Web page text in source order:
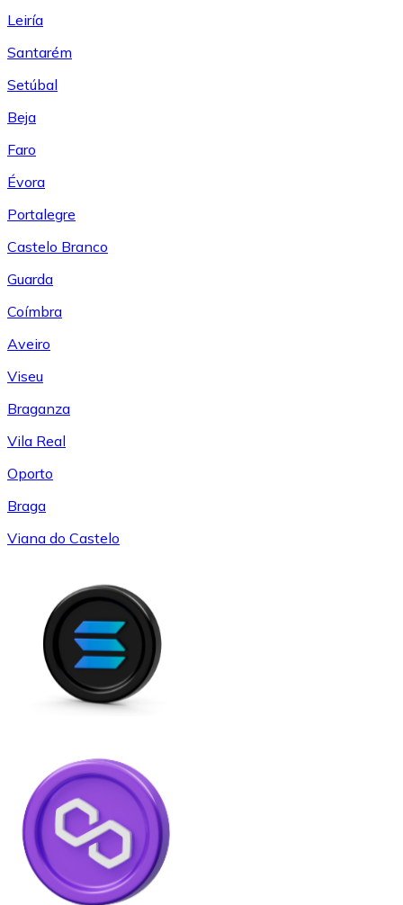
Leiría
Santarém
Setúbal
Beja
Faro
Évora
Portalegre
Castelo Branco
Guarda
Coímbra
Aveiro
Viseu
Braganza
Vila Real
Oporto
Braga
Viana do Castelo